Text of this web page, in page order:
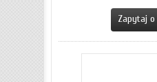
Zapytaj